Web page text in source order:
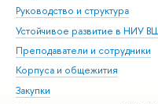
Руководство и структура
Устойчивое развитие в НИУ
Преподаватели и сотрудники
Корпуса и общежития
Закупки